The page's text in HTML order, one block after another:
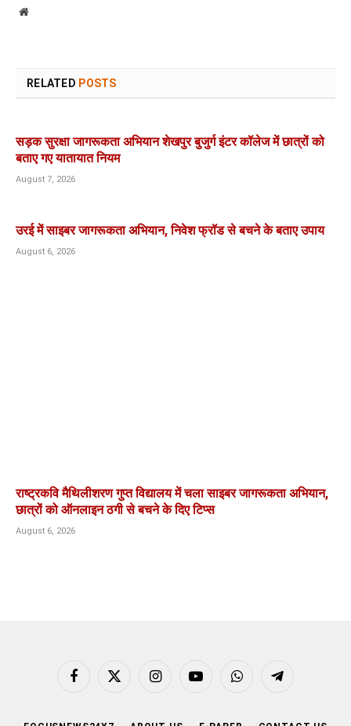
Website
RELATED POSTS
सड़क सुरक्षा जागरूकता अभियान शेखपुर बुजुर्ग इंटर कॉलेज में छात्रों को
बताए गए यातायात नियम
August 7, 2026
उरई में साइबर जागरूकता अभियान, निवेश फ्रॉड से बचने के बताए उपाय
August 6, 2026
राष्ट्रकवि मैथिलीशरण गुप्त विद्यालय में चला साइबर जागरूकता अभियान,
छात्रों को ऑनलाइन ठगी से बचने के दिए टिप्स
August 6, 2026
Facebook
X
InstagramYouTubeWhatsAppTelegram